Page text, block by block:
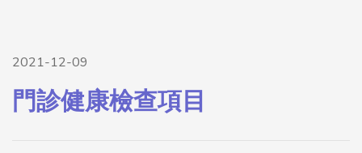
2021-12-09
門診健康檢查項目